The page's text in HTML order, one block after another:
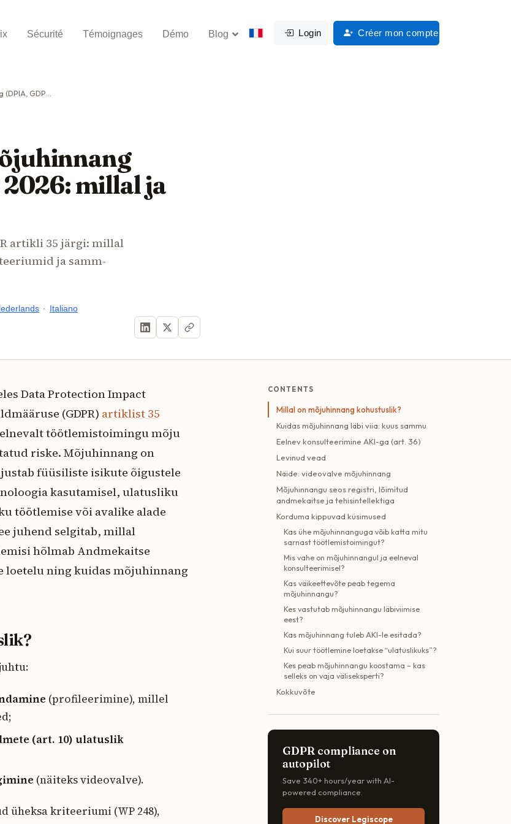
Sécurité Témoignages Démo Blog Login Créer mon compte
millal ja kuidas
2026: millal ja
artikli 35 järgi: millal
ja samm-
· Italiano
Data Protection Impact
(GDPR) artiklist 35
töötlemistoimingu mõju
riske. Mõjuhinnang on
füüsiliste isikute õigustele
kasutamisel, ulatusliku
töötlemise või avalike alade
juhend selgitab, millal
hõlmab Andmekaitse
loetelu ning kuidas mõjuhinnang
(profileerimine), millel
(art. 10) ulatuslik
(näiteks videovalve).
üheksa kriteeriumi (WP 248),
CONTENTS
Millal on mõjuhinnang kohustuslik?
Kuidas mõjuhinnang läbi viia: kuus sammu
Eelnev konsulteerimine AKI-ga (art. 36)
Levinud vead
Näide: videovalve mõjuhinnang
Mõjuhinnangu seos registri, lõimitud
andmekaitse ja tehisintellektiga
Korduma kippuvad küsimused
Kas ühe mõjuhinnanguga võib katta mitu
sarnast töötlemistoimingut?
Mis vahe on mõjuhinnangul ja eelneval
konsulteerimisel?
Kas väikeettevõte peab tegema
mõjuhinnangu?
Kes vastutab mõjuhinnangu läbiviimise
eest?
Kas mõjuhinnang tuleb AKI-le esitada?
Kui suur töötlemine loetakse “ulatuslikuks”?
Kes peab mõjuhinnangu koostama – kas
selleks on vaja väliseksperti?
Kokkuvõte
GDPR compliance on
autopilot
Save 340+ hours/year with AI-
powered compliance.
Discover Legiscope